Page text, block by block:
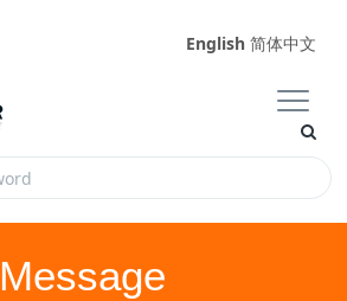
English 简体中文
Message